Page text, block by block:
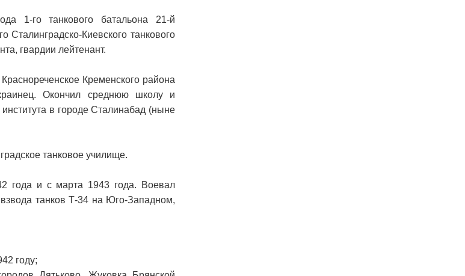
1-го танкового батальона 21-й
Сталинградско-Киевского танкового
гвардии лейтенант.
Кременского района
Окончил среднюю школу и
в городе Сталинабад (ныне
танковое училище.
года и с марта 1943 года. Воевал
танков Т-34 на Юго-Западном,
году;